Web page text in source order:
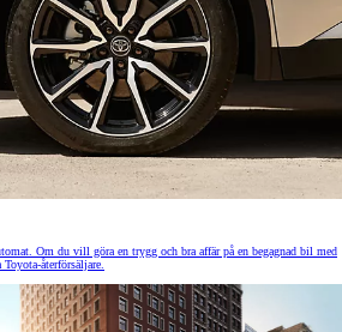
Om du vill göra en trygg och bra affär på en begagnad bil med
återförsäljare.